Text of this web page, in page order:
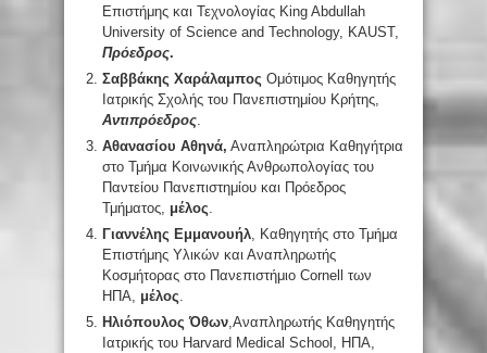
Επιστήμης και Τεχνολογίας King Abdullah
University of Science and Technology, KAUST,
Πρόεδρος.
Σαββάκης Χαράλαμπος Ομότιμος Καθηγητής
Ιατρικής Σχολής του Πανεπιστημίου Κρήτης,
Αντιπρόεδρος
Αθανασίου Αθηνά, Αναπληρώτρια Καθηγήτρια
στο Τμήμα Κοινωνικής Ανθρωπολογίας του
Παντείου Πανεπιστημίου και Πρόεδρος
Τμήματος, μέλος
Γιαννέλης Εμμανουήλ , Καθηγητής στο Τμήμα
Επιστήμης Υλικών και Αναπληρωτής
Κοσμήτορας στο Πανεπιστήμιο Cornell των
ΗΠΑ, μέλος
Ηλιόπουλος Όθων ,Αναπληρωτής Καθηγητής
Ιατρικής του Harvard Medical School, ΗΠΑ,